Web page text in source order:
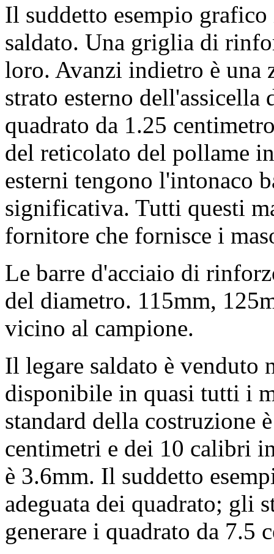
Il suddetto esempio
saldato. Una griglia di
loro. Avanzi indietro è una
strato esterno dell'assicella
quadrato da 1.25
del reticolato del pollame
esterni tengono l'intonaco
significativa. Tutti questi
fornitore che fornisce i
Le barre d'acciaio di
del diametro. 115mm,
vicino al campione.
Il legare saldato è venduto
disponibile in quasi tutti i
standard della costruzione
centimetri e dei 10 calibri
è 3.6mm. Il suddetto
adeguata dei quadrato; gli
generare i quadrato da 7.5